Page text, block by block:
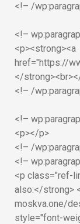
<!– /
<!–
<p><strong><a
href="https://
</
<!– /
<!–
<p></p>
<!– /
<!–
<p class="ref-
also:</strong>
moskva.one/
style="font-